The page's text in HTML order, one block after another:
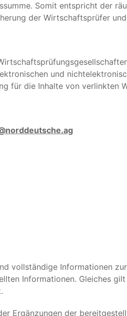
Somit entspricht der
der Wirtschaftsprüfer
und
für die Inhalte von verlinkten
vollständige Informationen
Informationen. Gleiches
Ergänzungen der